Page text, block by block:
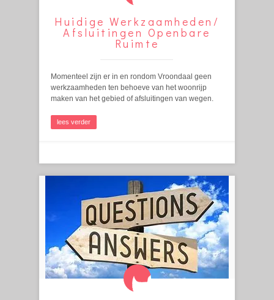
Huidige Werkzaamheden/
Afsluitingen Openbare
Ruimte
Momenteel zijn er in en rondom Vroondaal geen
werkzaamheden ten behoeve van het woonrijp
maken van het gebied of afsluitingen van wegen.
lees verder